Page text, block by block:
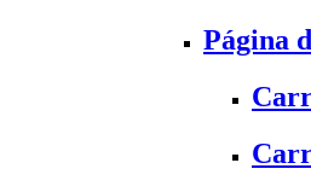
Página